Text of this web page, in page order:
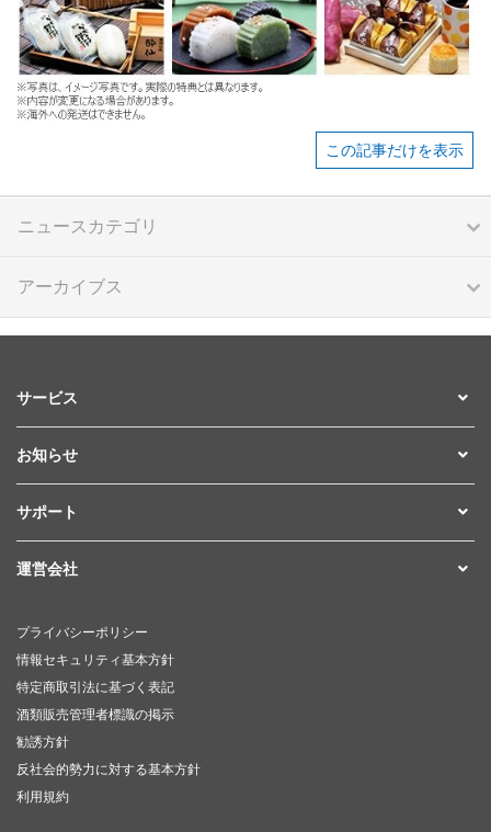
この記事だけを表示
ニュースカテゴリ
アーカイブス
サービス
お知らせ
サポート
運営会社
プライバシーポリシー
情報セキュリティ基本方針
特定商取引法に基づく表記
酒類販売管理者標識の掲示
勧誘方針
反社会的勢力に対する基本方針
利用規約